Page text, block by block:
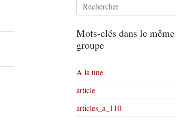
Mots-clés dans le même
groupe
A la une
article
articles_a_110